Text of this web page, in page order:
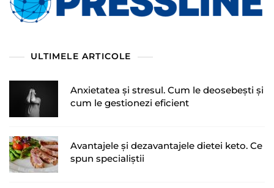
ULTIMELE ARTICOLE
Anxietatea și stresul. Cum le deosebești și
cum le gestionezi eficient
Avantajele și dezavantajele dietei keto. Ce
spun specialiștii